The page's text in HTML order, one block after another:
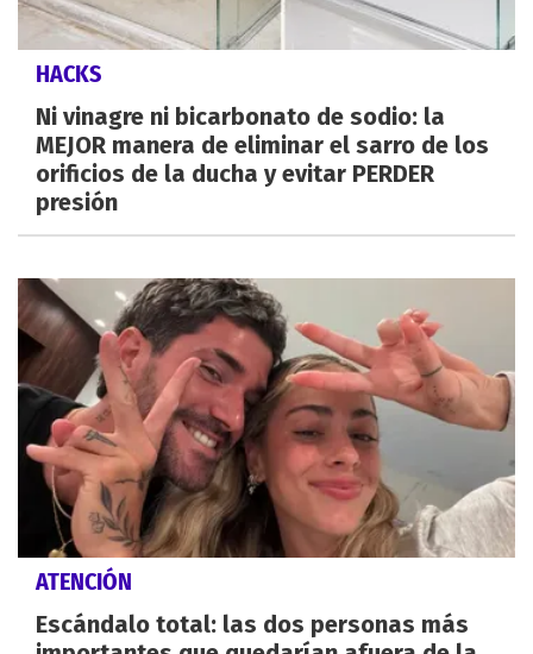
HACKS
Ni vinagre ni bicarbonato de sodio: la
MEJOR manera de eliminar el sarro de los
orificios de la ducha y evitar PERDER
presión
ATENCIÓN
Escándalo total: las dos personas más